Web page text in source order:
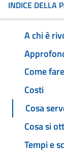
INDICE DELLA
A chi è
Come fare
Costi
Cosa
Cosa si
Tempi e